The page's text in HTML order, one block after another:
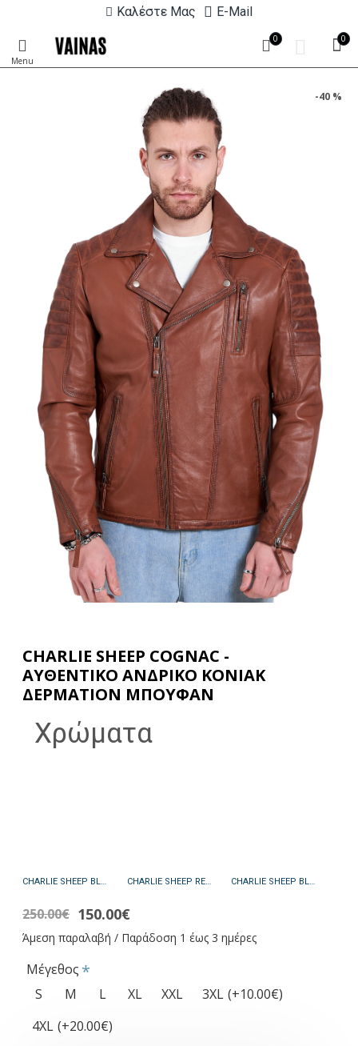
Καλέστε Μας E-Mail
0 0
-40 %
CHARLIE SHEEP COGNAC -
ΑΥΘΕΝΤΙΚΟ ΑΝΔΡΙΚΟ ΚΟΝΙΑΚ
ΔΕΡΜΑΤΙΟΝ ΜΠΟΥΦΑΝ
Χρώματα
CHARLIE SHEEP RED - ΑΥΘΕΝΤΙΚΟ ΑΝΔΡΙΚΟ ΚΟΚΚΙΝΟ ΔΕΡΜΑΤΙΟΝ ΜΠΟΥΦΑΝ
Άμεση παραλαβή / Παράδοση 1 έως 3 ημέρες
150.00€
250.00€
Μέγεθος
S
M L XL XXL 3XL (+10.00€)
4XL (+20.00€)